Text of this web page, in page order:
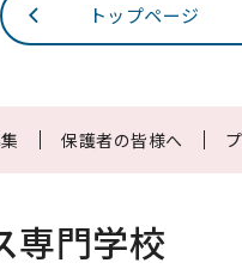
トップページ
保護者の皆様へ
専門学校